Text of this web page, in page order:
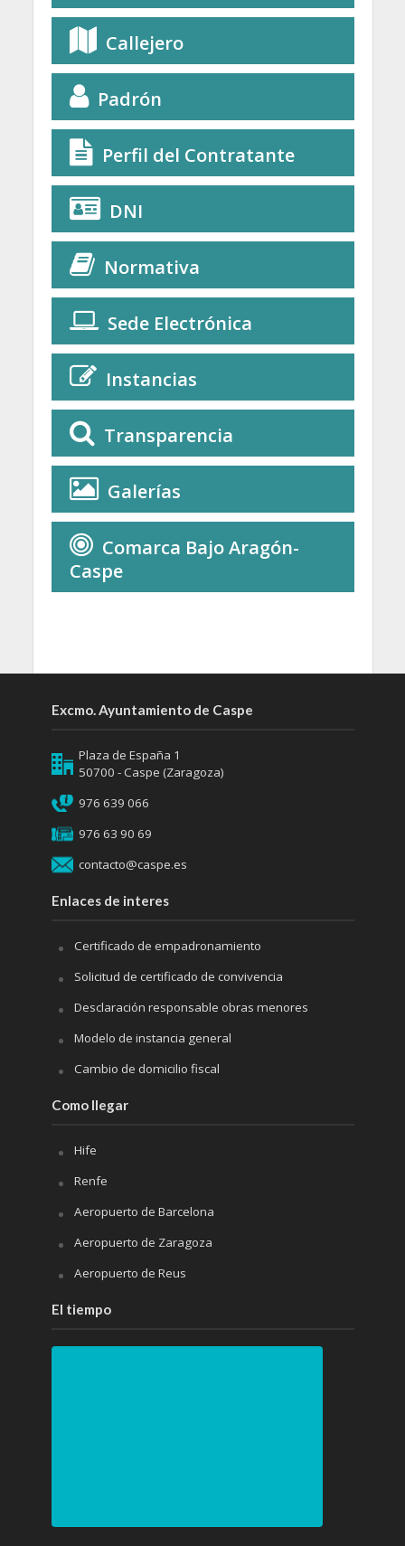
Callejero
Padrón
Perfil del Contratante
DNI
Normativa
Sede Electrónica
Instancias
Transparencia
Galerías
Comarca Bajo Aragón-
Caspe
Excmo. Ayuntamiento de Caspe
Plaza de España 1
50700 - Caspe (Zaragoza)
976 639 066
976 63 90 69
contacto@caspe.es
Enlaces de interes
Certificado de empadronamiento
Solicitud de certificado de convivencia
Desclaración responsable obras menores
Modelo de instancia general
Cambio de domicilio fiscal
Como llegar
Hife
Renfe
Aeropuerto de Barcelona
Aeropuerto de Zaragoza
Aeropuerto de Reus
El tiempo